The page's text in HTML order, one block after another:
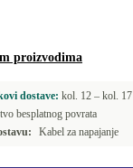
proizvodima
dostave: kol. 12 – kol. 17
besplatnog povrata
Kabel za napajanje